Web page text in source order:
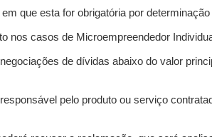
que esta for obrigatória por determinação
nos casos de Microempreendedor
de dívidas abaixo do valor
pelo produto ou serviço